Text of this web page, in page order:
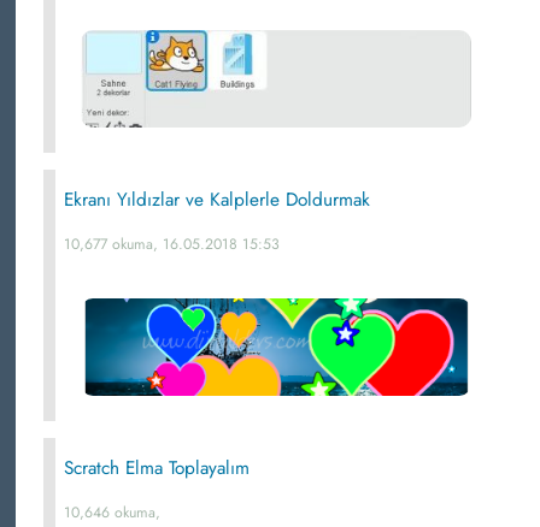
Ekranı Yıldızlar ve Kalplerle Doldurmak
10,677 okuma, 16.05.2018 15:53
Scratch Elma Toplayalım
10,646 okuma,